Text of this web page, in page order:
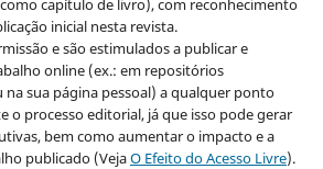
capítulo de livro), com reconhecimento
inicial nesta revista.
e são estimulados a publicar e
online (ex.: em repositórios
na sua página pessoal) a qualquer ponto
o processo editorial, já que isso pode gerar
bem como aumentar o impacto e a
publicado (VejaO Efeito do Acesso Livre).